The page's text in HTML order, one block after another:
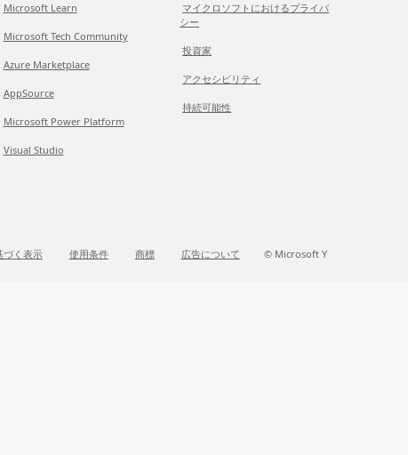
Microsoft Learn
Microsoft Tech Community
Azure Marketplace
AppSource
Microsoft Power Platform
Visual Studio
マイクロソフトにおけるプライバ
シー
投資家
アクセシビリティ
持続可能性
づく表示 使用条件 商標 広告について © Microsoft Y